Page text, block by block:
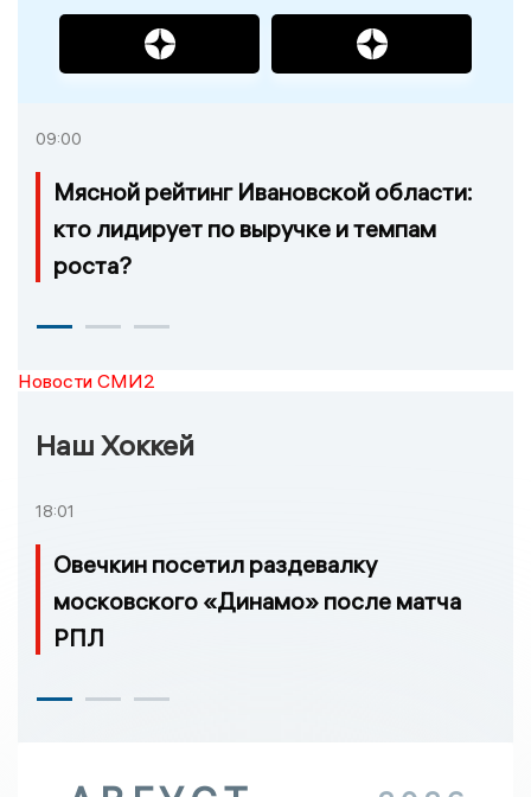
09:00
Мясной рейтинг Ивановской области:
кто лидирует по выручке и темпам
роста?
Новости СМИ2
Наш Хоккей
18:01
Овечкин посетил раздевалку
московского «Динамо» после матча
РПЛ